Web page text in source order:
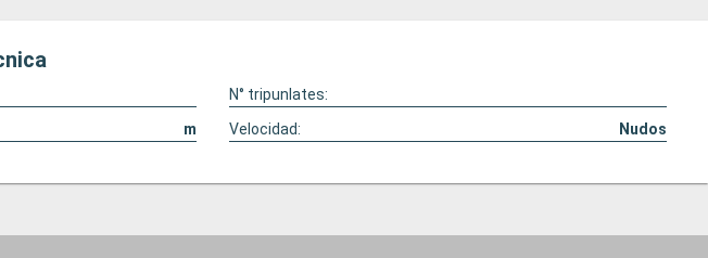
N° tripunlates:
m Velocidad: Nudos